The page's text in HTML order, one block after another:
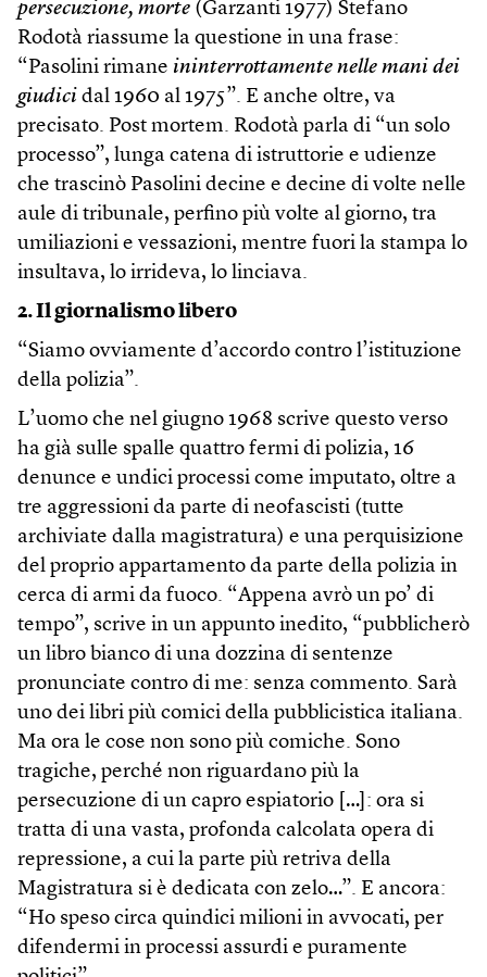
persecuzione, morte (Garzanti 1977) Stefano
Rodotà riassume la questione in una frase:
“Pasolini rimane ininterrottamente nelle mani dei
giudici dal 1960 al 1975”. E anche oltre, va
precisato. Post mortem. Rodotà parla di “un solo
processo”, lunga catena di istruttorie e udienze
che trascinò Pasolini decine e decine di volte nelle
aule di tribunale, perfino più volte al giorno, tra
umiliazioni e vessazioni, mentre fuori la stampa lo
insultava, lo irrideva, lo linciava.
2. Il giornalismo libero
“Siamo ovviamente d’accordo contro l’istituzione
della polizia”.
L’uomo che nel giugno 1968 scrive questo verso
ha già sulle spalle quattro fermi di polizia, 16
denunce e undici processi come imputato, oltre a
tre aggressioni da parte di neofascisti (tutte
archiviate dalla magistratura) e una perquisizione
del proprio appartamento da parte della polizia in
cerca di armi da fuoco. “Appena avrò un po’ di
tempo”, scrive in un appunto inedito, “pubblicherò
un libro bianco di una dozzina di sentenze
pronunciate contro di me: senza commento. Sarà
uno dei libri più comici della pubblicistica italiana.
Ma ora le cose non sono più comiche. Sono
tragiche, perché non riguardano più la
persecuzione di un capro espiatorio […]: ora si
tratta di una vasta, profonda calcolata opera di
repressione, a cui la parte più retriva della
Magistratura si è dedicata con zelo…”. E ancora:
“Ho speso circa quindici milioni in avvocati, per
difendermi in processi assurdi e puramente